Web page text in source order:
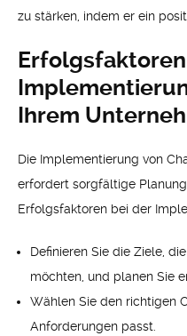
zu stärken, indem er ein
Ihrem
Die Implementierung von
erfordert sorgfältige
Erfolgsfaktoren bei der
Definieren Sie die Ziele,
möchten, und planen Sie
Wählen Sie den richtigen
Anforderungen passt.